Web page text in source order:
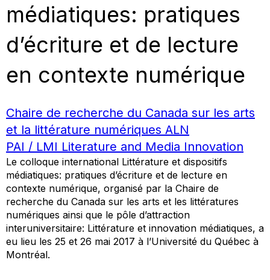
médiatiques: pratiques
d’écriture et de lecture
en contexte numérique
Chaire de recherche du Canada sur les arts
et la littérature numériques ALN
PAI / LMI Literature and Media Innovation
Le colloque international Littérature et dispositifs
médiatiques: pratiques d’écriture et de lecture en
contexte numérique, organisé par la Chaire de
recherche du Canada sur les arts et les littératures
numériques ainsi que le pôle d’attraction
interuniversitaire: Littérature et innovation médiatiques, a
eu lieu les 25 et 26 mai 2017 à l’Université du Québec à
Montréal.